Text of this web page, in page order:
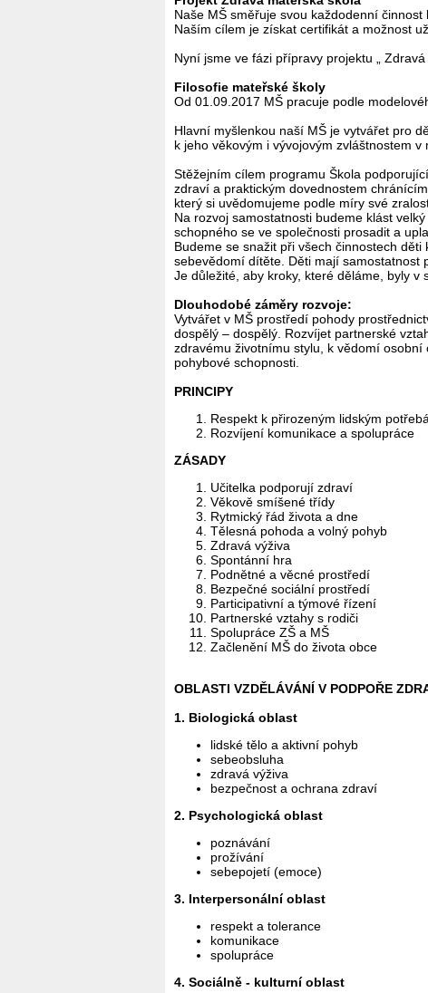
Naše MŠ směřuje svou každodenní
Naším cílem je získat certifikát a možnost
Nyní jsme ve fázi přípravy projektu „
Filosofie mateřské školy
Od 01.09.2017 MŠ pracuje podle
Hlavní myšlenkou naší MŠ je vytvářet pro
k jeho věkovým i vývojovým zvláštnostem
Stěžejním cílem programu Škola
zdraví a praktickým dovednostem
který si uvědomujeme podle míry své
Na rozvoj samostatnosti budeme klást
schopného se ve společnosti prosadit a
Budeme se snažit při všech činnostech
sebevědomí dítěte. Děti mají samostatnost
Je důležité, aby kroky, které děláme, byly v
Dlouhodobé záměry rozvoje:
Vytvářet v MŠ prostředí pohody
dospělý – dospělý. Rozvíjet partnerské
zdravému životnímu stylu, k vědomí
pohybové schopnosti.
PRINCIPY
Respekt k přirozeným lidským
Rozvíjení komunikace a spolupráce
ZÁSADY
Učitelka podporují zdraví
Věkově smíšené třídy
Rytmický řád života a dne
Tělesná pohoda a volný pohyb
Zdravá výživa
Spontánní hra
Podnětné a věcné prostředí
Bezpečné sociální prostředí
Participativní a týmové řízení
Partnerské vztahy s rodiči
Spolupráce ZŠ a MŠ
Začlenění MŠ do života obce
OBLASTI VZDĚLÁVÁNÍ V PODPOŘE
1. Biologická oblast
lidské tělo a aktivní pohyb
sebeobsluha
zdravá výživa
bezpečnost a ochrana zdraví
2. Psychologická oblast
poznávání
prožívání
sebepojetí (emoce)
3. Interpersonální oblast
respekt a tolerance
komunikace
spolupráce
4. Sociálně - kulturní oblast